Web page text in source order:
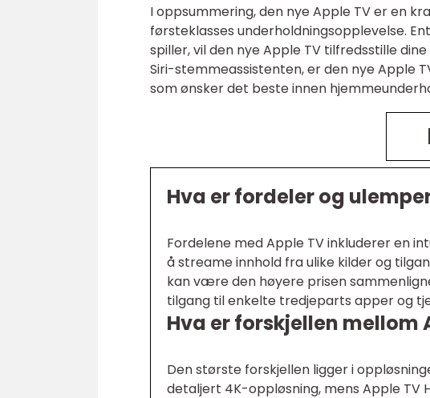
I oppsummering, den nye Apple TV er en
førsteklasses underholdningsopplevelse.
spiller, vil den nye Apple TV tilfredsstille
Siri-stemmeassistenten, er den nye Apple
som ønsker det beste innen
Hva er fordeler og
Fordelene med Apple TV inkluderer en
å streame innhold fra ulike kilder og
kan være den høyere prisen
tilgang til enkelte tredjeparts apper og
Hva er forskjellen mellom
Den største forskjellen ligger i
detaljert 4K-oppløsning, mens Apple TV